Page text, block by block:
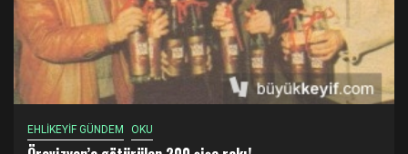
EHLİKEYİF GÜNDEM OKU